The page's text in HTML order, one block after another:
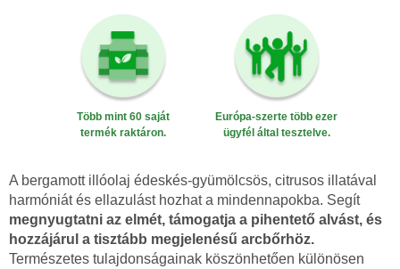
Több mint 60 saját
termék raktáron.
Európa-szerte több ezer
ügyfél által tesztelve.
A bergamott illóolaj édeskés-gyümölcsös, citrusos illatával
harmóniát és ellazulást hozhat a mindennapokba. Segít
megnyugtatni az elmét, támogatja a pihentető alvást, és
hozzájárul a tisztább megjelenésű arcbőrhöz.
Természetes tulajdonságainak köszönhetően különösen